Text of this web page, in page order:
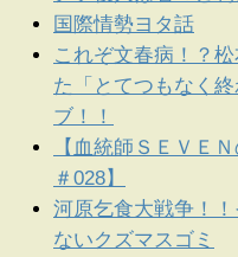
国際情勢ヨタ話
これぞ文春病！？
た「とてつもなく
ブ！！
【血統師ＳＥＶＥ
＃028】
河原乞食大戦争！
ないクズマスゴミ